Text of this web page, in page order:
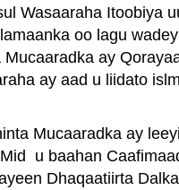
Wasaaraha Itoobiya
oo lagu
ay
ay aad u liidato
Mucaaradka ay
u baahan
Dhaqaatiirta